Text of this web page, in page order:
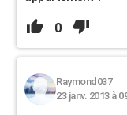
0
Raymond037
23 janv. 2013 à